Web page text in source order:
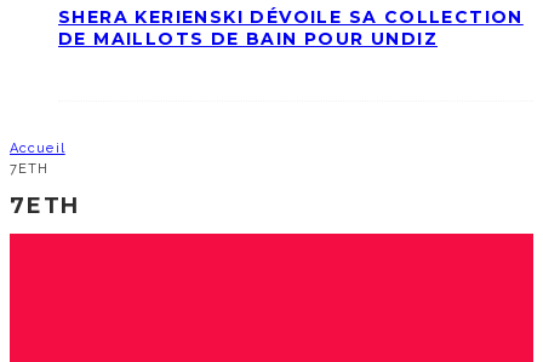
SHERA KERIENSKI DÉVOILE SA COLLECTION
DE MAILLOTS DE BAIN POUR UNDIZ
Accueil
7ETH
7ETH